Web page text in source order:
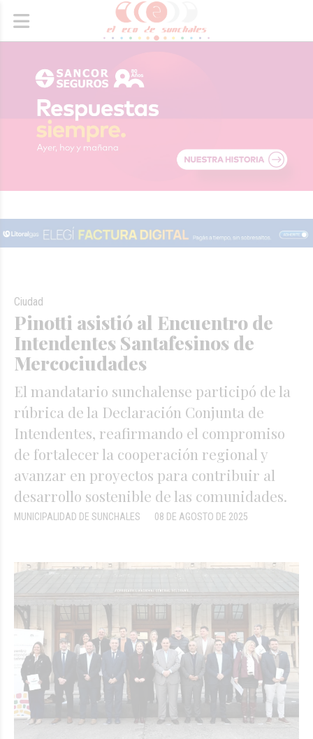
Pinotti asistió al Encuentro de
Intendentes Santafesinos de
Mercociudades
El mandatario sunchalense participó de la
rúbrica de la Declaración Conjunta de
Intendentes, reafirmando el compromiso
de fortalecer la cooperación regional y
avanzar en proyectos para contribuir al
desarrollo sostenible de las comunidades.
Ciudad
08 DE AGOSTO DE 2025
MUNICIPALIDAD DE SUNCHALES